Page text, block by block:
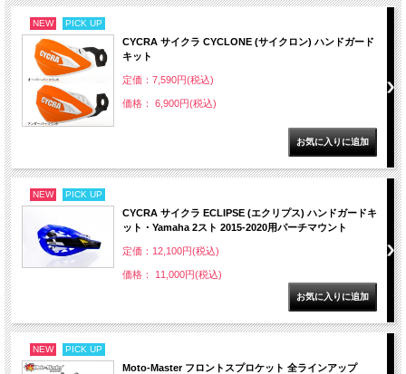
NEW PICK UP
CYCRA サイクラ CYCLONE (サイクロン) ハンドガード
キット
定価：7,590円(税込)
価格： 6,900円(税込)
NEW PICK UP
CYCRA サイクラ ECLIPSE (エクリプス) ハンドガードキ
ット・Yamaha 2スト 2015-2020用パーチマウント
定価：12,100円(税込)
価格： 11,000円(税込)
NEW PICK UP
Moto-Master フロントスプロケット 全ラインアップ